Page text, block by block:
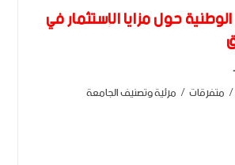
حول مزايا الإستثمار في
/ متفرقات/ مرئية وتصنيف الجامعة